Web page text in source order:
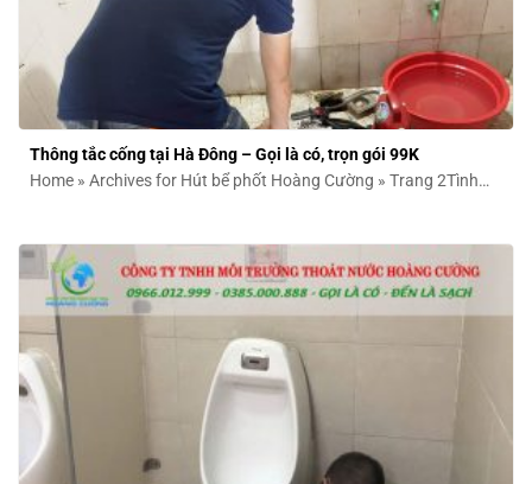
Thông tắc cống tại Hà Đông – Gọi là có, trọn gói 99K
Home » Archives for Hút bể phốt Hoàng Cường » Trang 2Tình